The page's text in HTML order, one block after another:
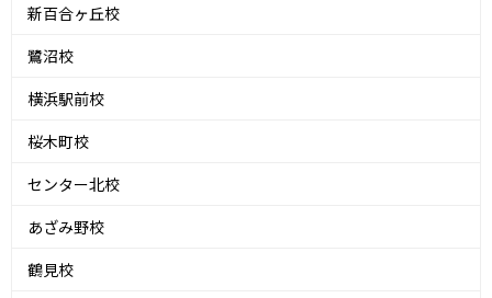
新百合ヶ丘校
鷺沼校
横浜駅前校
桜木町校
センター北校
あざみ野校
鶴見校